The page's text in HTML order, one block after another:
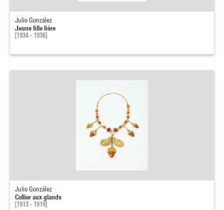
Julio González
Jeune fille fière
[1934 - 1936]
Julio González
Collier aux glands
[1913 - 1919]